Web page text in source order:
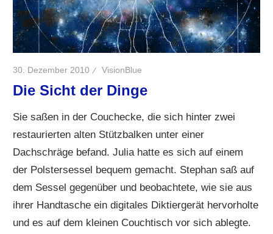
30. Dezember 2010 VisionBlue
Die Sicht der Dinge
Sie saßen in der Couchecke, die sich hinter zwei
restaurierten alten Stützbalken unter einer
Dachschräge befand. Julia hatte es sich auf einem
der Polstersessel bequem gemacht. Stephan saß auf
dem Sessel gegenüber und beobachtete, wie sie aus
ihrer Handtasche ein digitales Diktiergerät hervorholte
und es auf dem kleinen Couchtisch vor sich ablegte.